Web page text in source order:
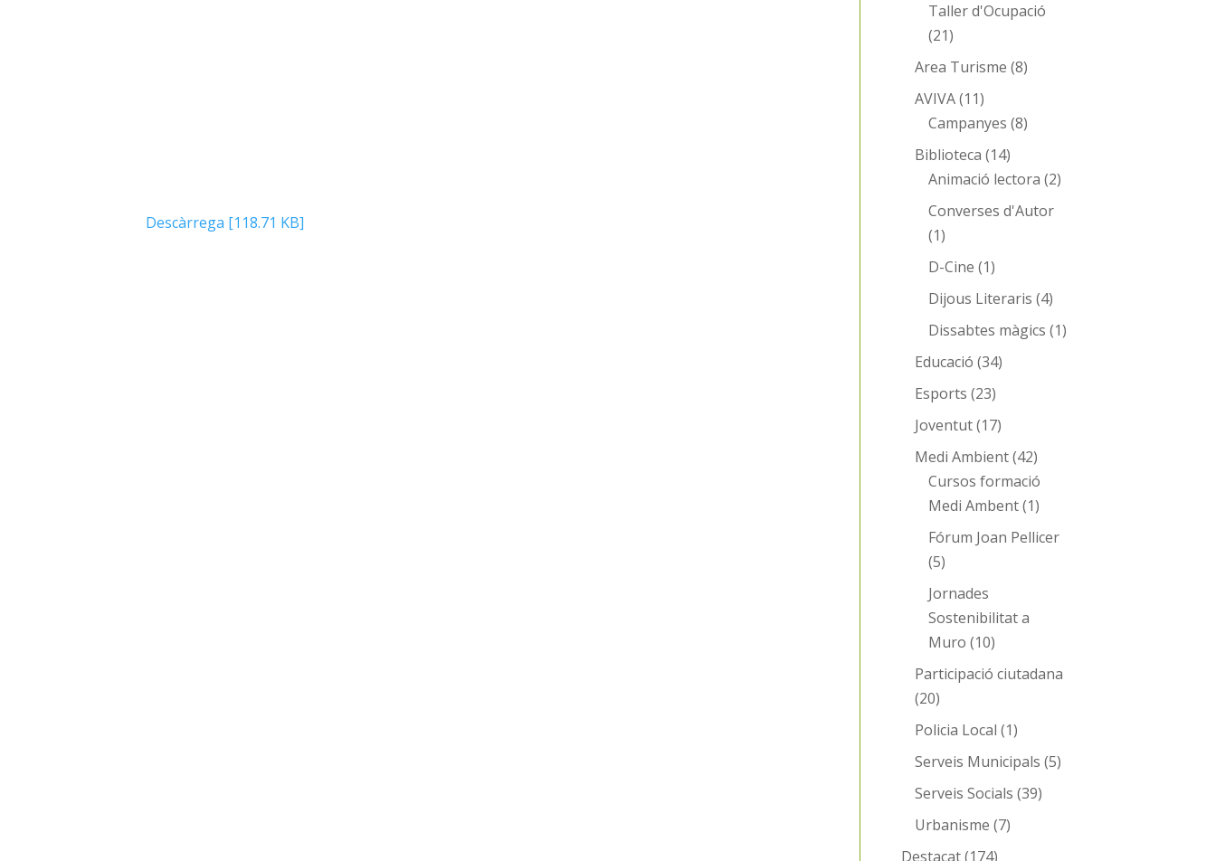
Descàrrega [118.71 KB]
Taller d'Ocupació
(21)
Area Turisme (8)
AVIVA(11)
Campanyes (8)
Biblioteca (14)
Animació lectora (2)
Converses d'Autor
(1)
D-Cine (1)
Dijous Literaris (4)
Dissabtes màgics (1)
Educació (34)
Esports (23)
Joventut(17)
Medi Ambient(42)
Cursos formació
Medi Ambent(1)
Fórum Joan Pellicer
(5)
Jornades
Sostenibilitat a
Muro (10)
Participació ciutadana
(20)
Policia Local (1)
Serveis Municipals (5)
Serveis Socials (39)
Urbanisme (7)
Destacat(174)